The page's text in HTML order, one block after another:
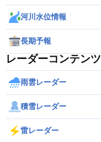
河川水位情報
長期予報
レーダーコンテンツ
雨雲レーダー
積雪レーダー
雷レーダー